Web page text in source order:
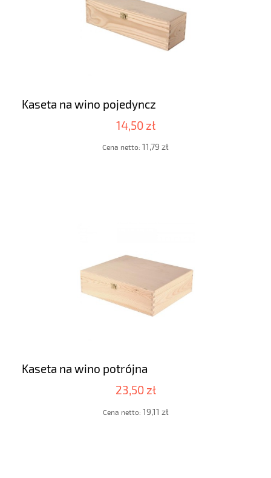
Kaseta na wino pojedyncz
14,50 zł
Cena netto: 11,79 zł
Kaseta na wino potrójna
23,50 zł
Cena netto: 19,11 zł